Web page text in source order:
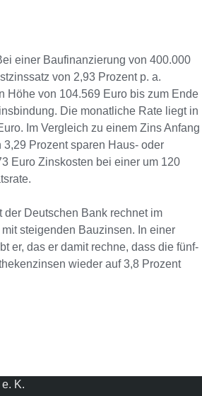
einer Baufinanzierung von 400.000
von 2,93 Prozent p. a.
Höhe von 104.569 Euro bis zum Ende
Die monatliche Rate liegt in
Im Vergleich zu einem Zins Anfang
Prozent sparen Haus- oder
Euro Zinskosten bei einer um 120
der Deutschen Bank rechnet im
steigenden Bauzinsen. In einer
er, das er damit rechne, dass die fünf-
wieder auf 3,8 Prozent
K.